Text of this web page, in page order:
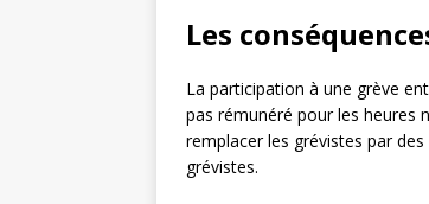
Les
La participation à une grève
pas rémunéré pour les heures
remplacer les grévistes par
grévistes.